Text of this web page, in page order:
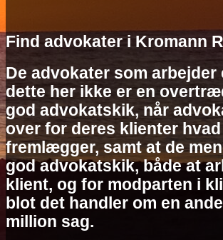
Find advokater i Kromann
De advokater som arbejder
dette her ikke er en
god advokatskik, når
over for deres klienter hvad
fremlægger, samt at de
god advokatskik, både at
klient, og for modparten i
blot det handler om en
million sag.